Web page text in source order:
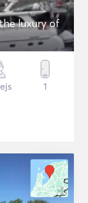
luxury of
1